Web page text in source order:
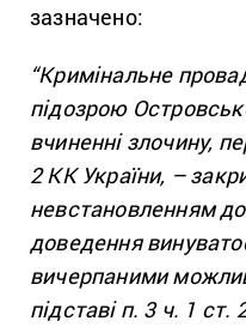
зазначено:
“Кримінальне
підозрою
вчиненні злочину,
2 КК України, –
невстановленням
доведення
вичерпаними
підставі п. 3 ч. 1